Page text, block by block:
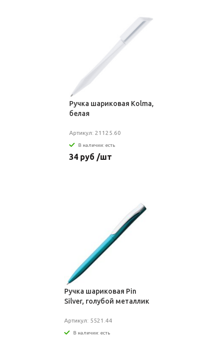
Ручка шариковая Kolma,
белая
Артикул: 21125.60
В наличии: есть
34 руб /шт
Ручка шариковая Pin
Silver, голубой металлик
Артикул: 5521.44
В наличии: есть